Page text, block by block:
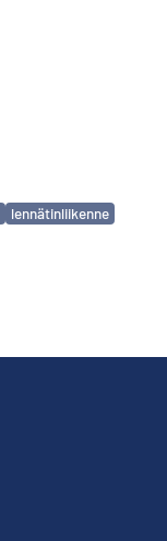
lennätinliikenne